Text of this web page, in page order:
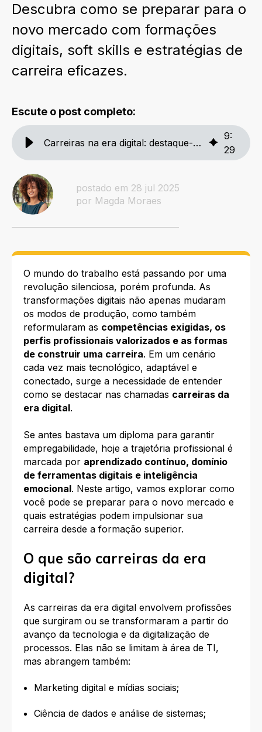
Descubra como se preparar para o
novo mercado com formações
digitais, soft skills e estratégias de
carreira eficazes.
Escute o post completo:
Carreiras na era digital: destaque-se no mercado do futuro
9:
29
postado em 28 jul 2025
por Magda Moraes
O mundo do trabalho está passando por uma
revolução silenciosa, porém profunda. As
transformações digitais não apenas mudaram
os modos de produção, como também
reformularam as competências exigidas, os
perfis profissionais valorizados e as formas
de construir uma carreira. Em um cenário
cada vez mais tecnológico, adaptável e
conectado, surge a necessidade de entender
como se destacar nas chamadas carreiras da
era digital.
Se antes bastava um diploma para garantir
empregabilidade, hoje a trajetória profissional é
marcada por aprendizado contínuo, domínio
de ferramentas digitais e inteligência
emocional. Neste artigo, vamos explorar como
você pode se preparar para o novo mercado e
quais estratégias podem impulsionar sua
carreira desde a formação superior.
O que são carreiras da era
digital?
As carreiras da era digital envolvem profissões
que surgiram ou se transformaram a partir do
avanço da tecnologia e da digitalização de
processos. Elas não se limitam à área de TI,
mas abrangem também:
Marketing digital e mídias sociais;
Ciência de dados e análise de sistemas;